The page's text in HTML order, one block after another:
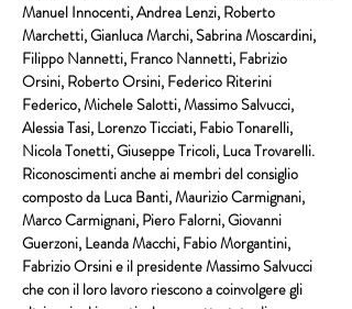
Manuel Innocenti, Andrea Lenzi, Roberto
Marchetti, Gianluca Marchi, Sabrina Moscardini,
Filippo Nannetti, Franco Nannetti, Fabrizio
Orsini, Roberto Orsini, Federico Riterini
Federico, Michele Salotti, Massimo Salvucci,
Alessia Tasi, Lorenzo Ticciati, Fabio Tonarelli,
Nicola Tonetti, Giuseppe Tricoli, Luca Trovarelli.
Riconoscimenti anche ai membri del consiglio
composto da Luca Banti, Maurizio Carmignani,
Marco Carmignani, Piero Falorni, Giovanni
Guerzoni, Leanda Macchi, Fabio Morgantini,
Fabrizio Orsini e il presidente Massimo Salvucci
che con il loro lavoro riescono a coinvolgere gli